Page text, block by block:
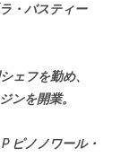
・バスティー
ェフを勤め、
ンを開業。
ピノノワール・